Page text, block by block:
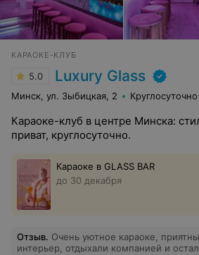
КАРАОКЕ-КЛУБ
5.0 Luxury Glass
Минск, ул. Зыбицкая, 2 Круглосуточно
Караоке-клуб в центре Минска:
приват, круглосуточно.
Караоке в GLASS BAR
до 30 декабря
Отзыв. Очень уютное караоке,
интерьер, отдыхали компанией и